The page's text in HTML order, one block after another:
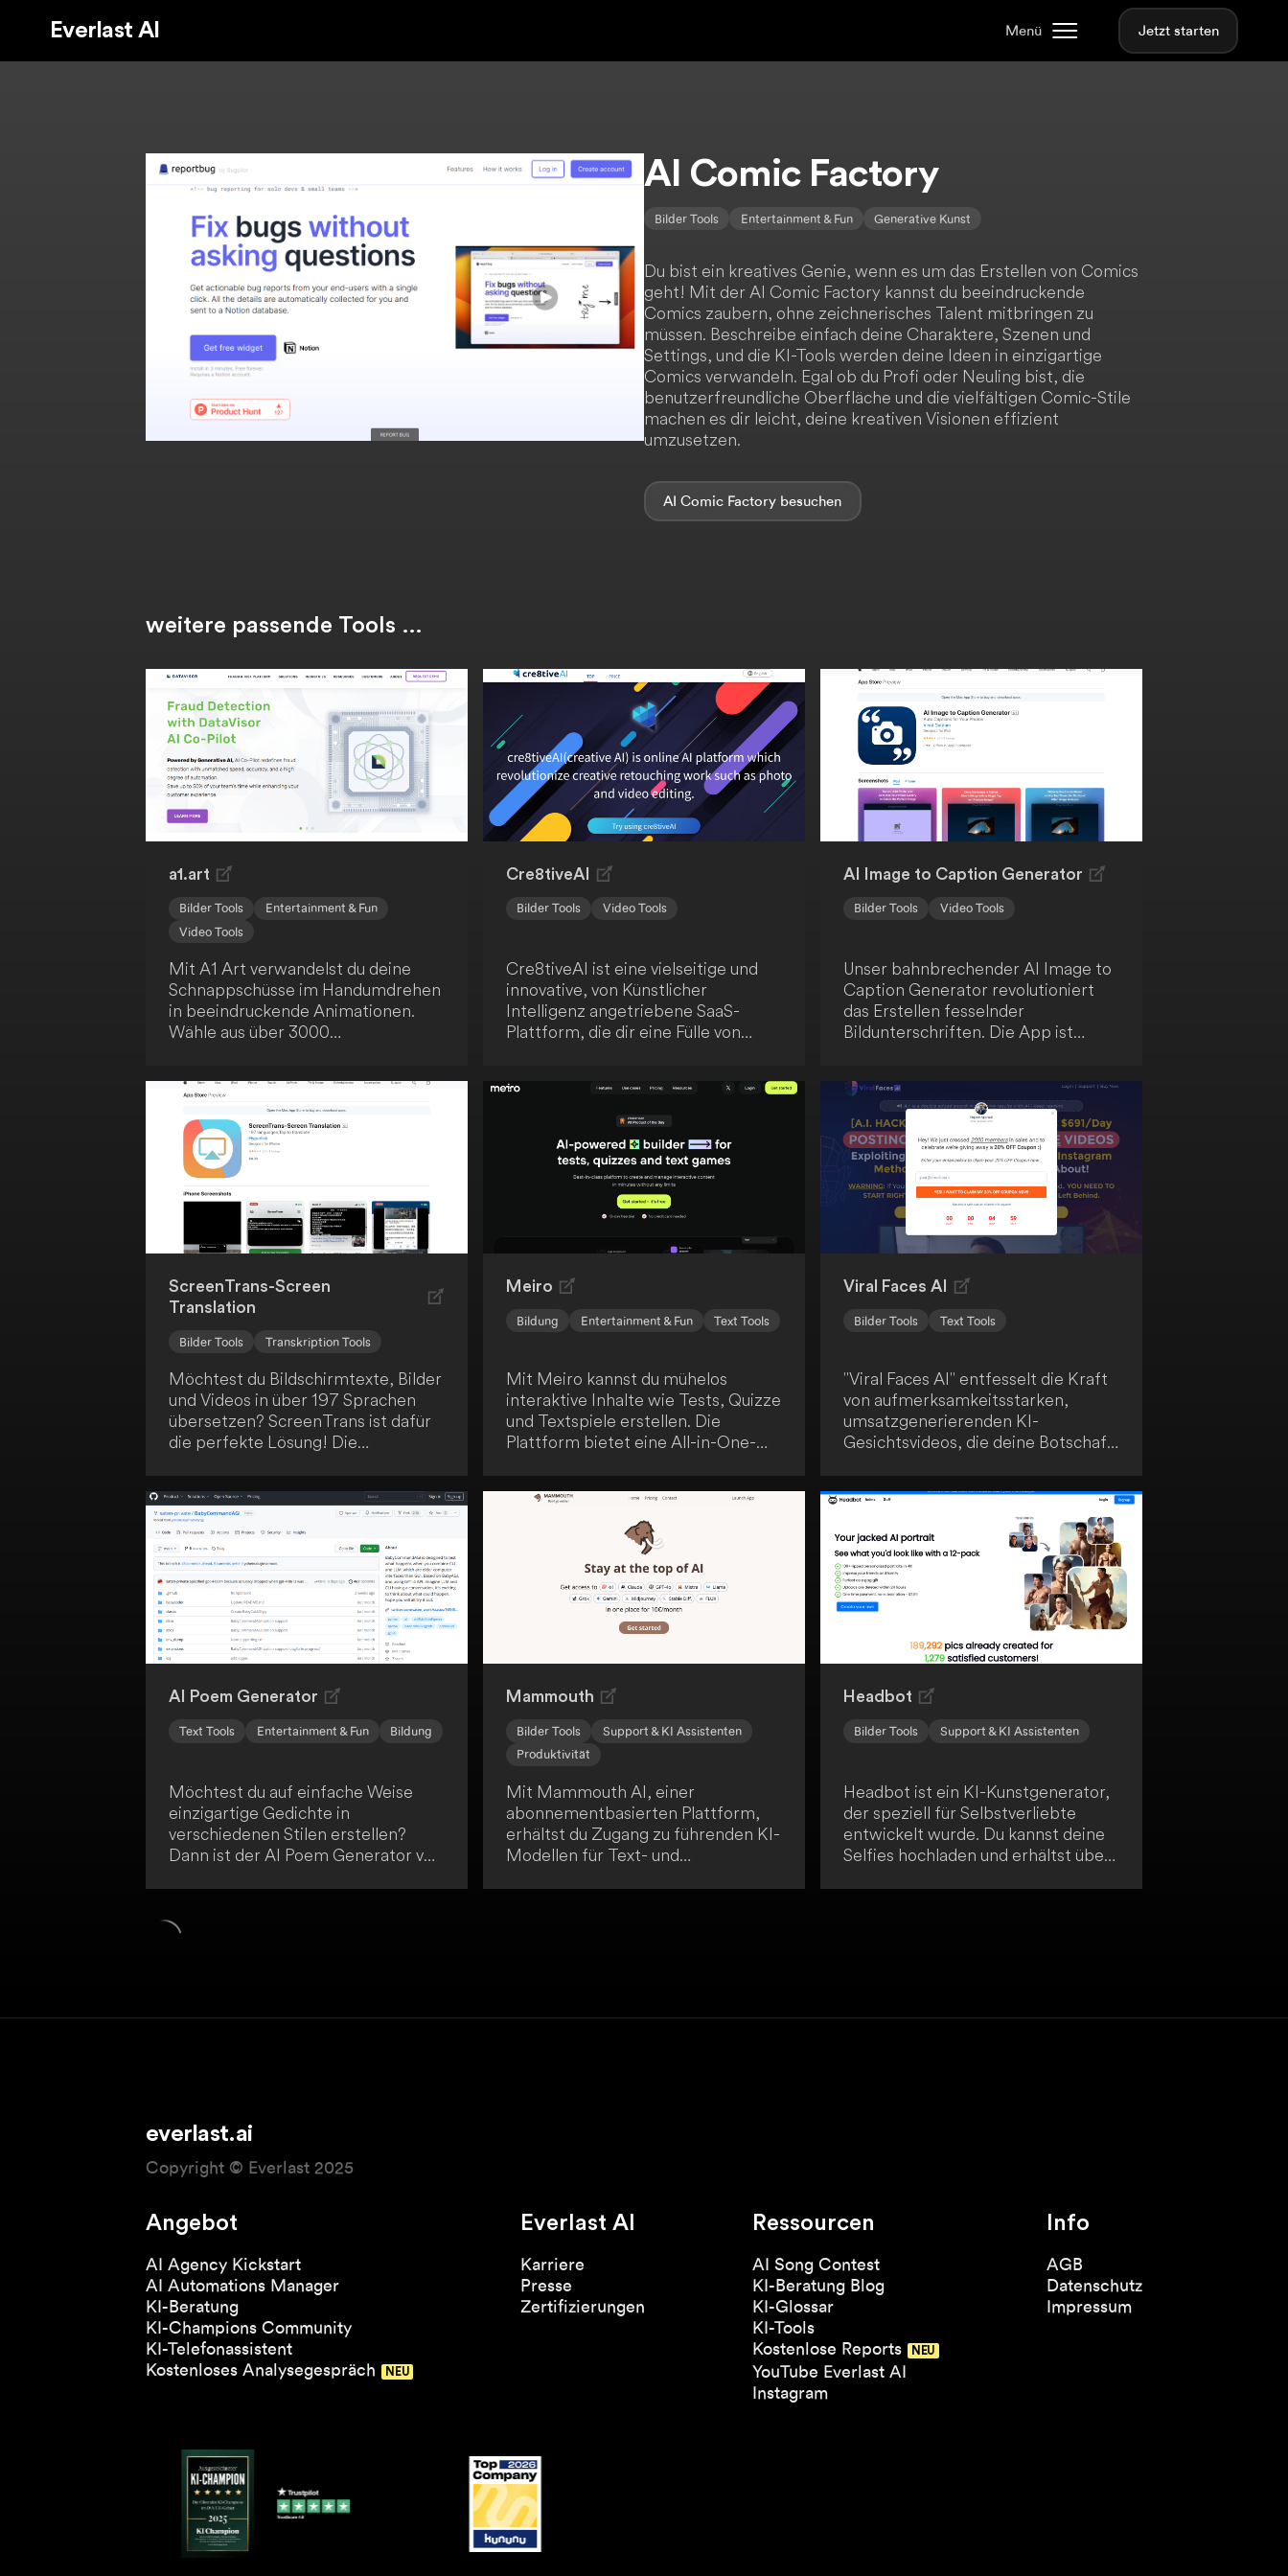
Everlast AI Menü Jetzt starten
AI Comic Factory
Bilder Tools Entertainment & Fun Generative Kunst
Du bist ein kreatives Genie, wenn es um das Erstellen von Comics
geht! Mit der AI Comic Factory kannst du beeindruckende
Comics zaubern, ohne zeichnerisches Talent mitbringen zu
müssen. Beschreibe einfach deine Charaktere, Szenen und
Settings, und die KI-Tools werden deine Ideen in einzigartige
Comics verwandeln. Egal ob du Profi oder Neuling bist, die
benutzerfreundliche Oberfläche und die vielfältigen Comic-Stile
machen es dir leicht, deine kreativen Visionen effizient
umzusetzen.
AI Comic Factory
weitere passende Tools …
a1.art
Bilder Tools
Entertainment & Fun
Video Tools
Mit A1 Art verwandelst du deine
Schnappschüsse im Handumdrehen
in beeindruckende Animationen.
Wähle aus über 3000
Videos zu animieren. Diese
innovative Plattform hebt die
Fotobearbeitung auf ein neues Level
und lässt deine Erinnerungen
legendär werden.
Cre8tiveAI
Bilder Tools Video Tools
Cre8tiveAI ist eine vielseitige und
innovative, von Künstlicher
Intelligenz angetriebene SaaS-
Plattform, die dir eine Fülle von
Bearbeitungsaufgaben bietet. Die
Plattform bietet blitzschnelle
Lösungen, wobei Aufgaben in
weniger als 10 Sekunden erledigt
werden. Cre8tiveAI revolutioniert
den kreativen Bearbeitungsprozess.
AI Image to Caption Generator
Bilder Tools Video Tools
Unser bahnbrechender AI Image to
Caption Generator revolutioniert
das Erstellen fesselnder
Bildunterschriften. Die App ist
perfekter Bildunterschriften
abzunehmen. Es handelt sich um die
Zukunft der Bildunterschriften, die
deine atemberaubenden Fotos
optimal zur Geltung bringt.
ScreenTrans-Screen
Translation
Bilder Tools Transkription Tools
Möchtest du Bildschirmtexte, Bilder
und Videos in über 197 Sprachen
übersetzen? ScreenTrans ist dafür
die perfekte Lösung! Die
einschließlich Offline-
Übersetzungen in über 50
Sprachen. Profitiere von den
umfangreichen Möglichkeiten von
ScreenTrans!
Meiro
Bildung Entertainment & Fun Text Tools
Mit Meiro kannst du mühelos
interaktive Inhalte wie Tests, Quizze
und Textspiele erstellen. Die
Plattform bietet eine All-in-One-
Inhalten anzusprechen - sowohl
bildend als auch unterhaltend.
Viral Faces AI
Bilder Tools Text Tools
"Viral Faces AI" entfesselt die Kraft
von aufmerksamkeitsstarken,
umsatzgenerierenden KI-
Gesichtsvideos, die deine Botschaft
Reels und YouTube Shorts
beeindruckenden Möglichkeiten
dieser Technologie, um deine
Online-Präsenz zu steigern.
AI Poem Generator
Text Tools Entertainment & Fun Bildung
Möchtest du auf einfache Weise
einzigartige Gedichte in
verschiedenen Stilen erstellen?
Dann ist der AI Poem Generator von
nutzt fortschrittliche KI-
Technologie und generiert innerhalb
Mammouth
Bilder Tools
Support & KI Assistenten
Produktivität
Mit Mammouth AI, einer
abonnementbasierten Plattform,
erhältst du Zugang zu führenden KI-
Modellen für Text- und
Headbot
Bilder Tools Support & KI Assistenten
Headbot ist ein KI-Kunstgenerator,
der speziell für Selbstverliebte
entwickelt wurde. Du kannst deine
Selfies hochladen und erhältst über
everlast.ai
Copyright © Everlast 2025
Angebot
AI Agency Kickstart
AI Automations Manager
KI-Beratung
KI-Champions Community
KI-Telefonassistent
Kostenloses Analysegespräch
Everlast AI
Karriere
Presse
Zertifizierungen
Ressourcen
AI Song Contest
KI-Beratung Blog
KI-Glossar
KI-Tools
Kostenlose Reports
YouTube Everlast AI
Instagram
Info
AGB
Datenschutz
Impressum